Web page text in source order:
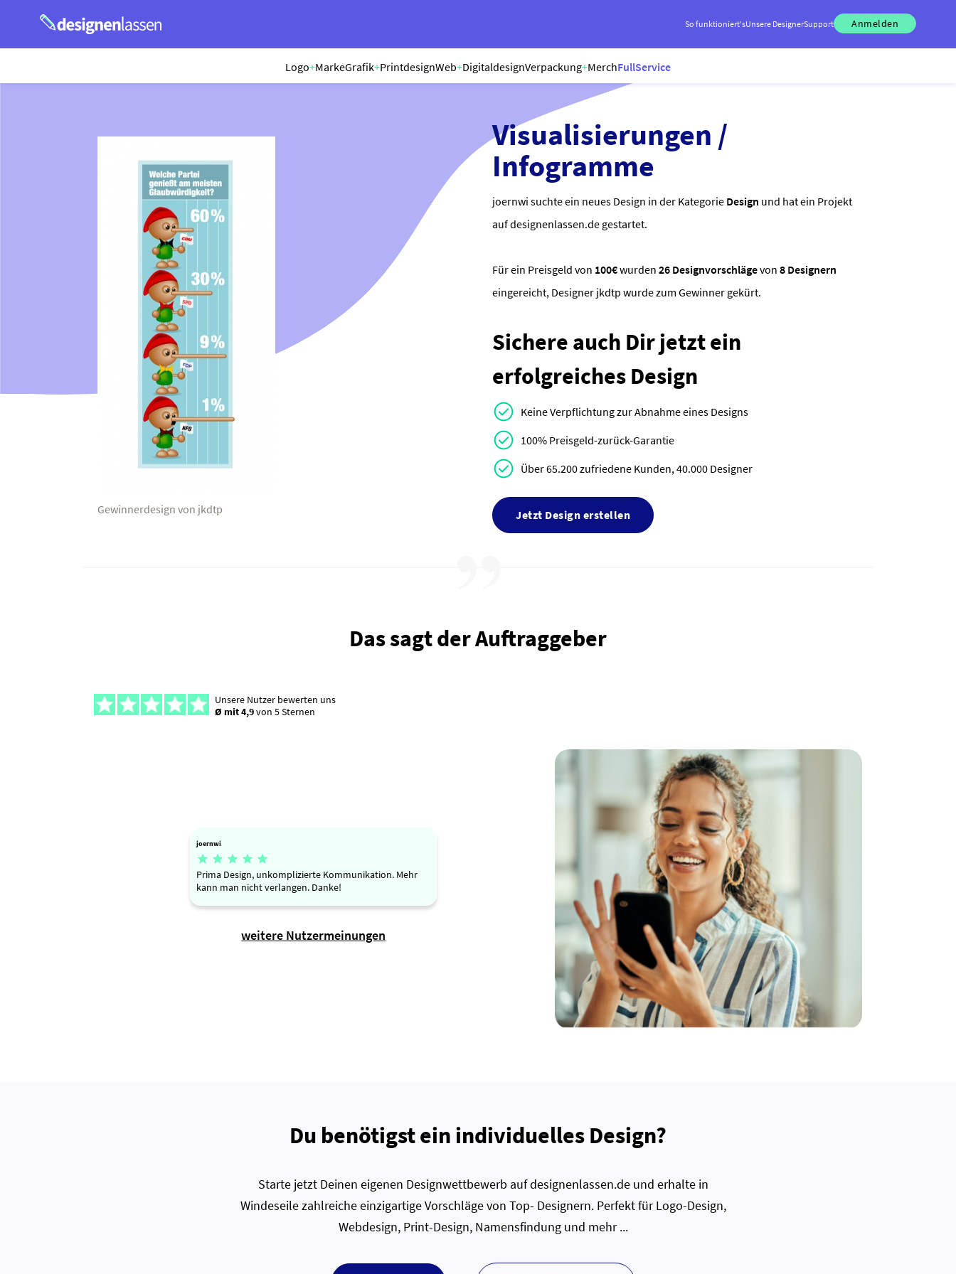
So funktioniert'sUnsere DesignerSupport Anmelden
Logo+MarkeGrafik+PrintdesignWeb+DigitaldesignVerpackung+MerchFullService
Gewinnerdesign von jkdtp
Visualisierungen /
Infogramme
joernwi suchte ein neues Design in der Kategorie Design und hat ein Projekt
auf designenlassen.de gestartet.
Für ein Preisgeld von 100€wurden 26 Designvorschlägevon 8 Designern
eingereicht, Designer jkdtp wurde zum Gewinner gekürt.
Sichere auch Dir jetzt ein
erfolgreiches Design
Keine Verpflichtung zur Abnahme eines Designs
100% Preisgeld-zurück-Garantie
Über 65.200 zufriedene Kunden, 40.000 Designer
Jetzt Design erstellen
Das sagt der Auftraggeber
Unsere Nutzer bewerten uns
Ø mit 4,9von 5 Sternen
joernwi
    
Prima Design, unkomplizierte Kommunikation. Mehr
kann man nicht verlangen. Danke!
weitere Nutzermeinungen
Du benötigst ein individuelles Design?
Starte jetzt Deinen eigenen Designwettbewerb auf designenlassen.de und erhalte in
Windeseile zahlreiche einzigartige Vorschläge von Top- Designern. Perfekt für Logo-Design,
Webdesign, Print-Design, Namensfindung und mehr ...